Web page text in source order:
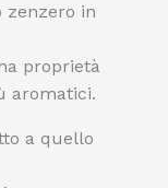
zenzero in
proprietà
aromatici.
a quello